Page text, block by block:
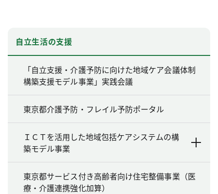
自立生活の支援
「自立支援・介護予防に向けた地域ケア会議体制
構築支援モデル事業」実践会議
東京都介護予防・フレイル予防ポータル
ＩＣＴを活用した地域包括ケアシステムの構
築モデル事業
東京都サービス付き高齢者向け住宅整備事業（医
療・介護連携強化加算）